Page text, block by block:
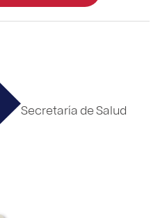
Secretaría de Salud